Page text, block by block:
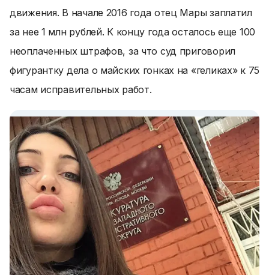
движения. В начале 2016 года отец Мары заплатил
за нее 1 млн рублей. К концу года осталось еще 100
неоплаченных штрафов, за что суд приговорил
фигурантку дела о майских гонках на «геликах» к 75
часам исправительных работ.